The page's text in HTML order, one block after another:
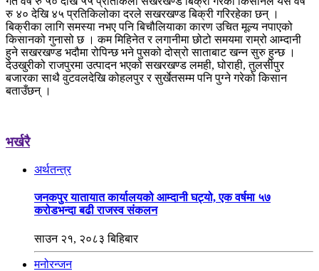
रु ४० देखि ४५ प्रतिकिलोका दरले सखरखण्ड बिक्री गरिरहेका छन् ।
बिक्रीका लागि समस्या नभए पनि बिचौलियाका कारण उचित मूल्य नपाएको
किसानको गुनासो छ । कम मिहिनेत र लगानीमा छोटो समयमा राम्रो आम्दानी
हुने सखरखण्ड भदौमा रोपिन्छ भने पुसको दोस्रो साताबाट खन्न सुरु हुन्छ ।
देउखुरीको राजपुरमा उत्पादन भएको सखरखण्ड लमही, घोराही, तुलसीपुर
बजारका साथै वुटवलदेखि कोहलपुर र सुर्खेतसम्म पनि पुग्ने गरेको किसान
बताउँछन् ।
भर्खरै
अर्थतन्त्र
जनकपुर यातायात कार्यालयको आम्दानी घट्यो, एक वर्षमा ५७
करोडभन्दा बढी राजस्व संकलन
साउन २१, २०८३ बिहिबार
मनोरन्जन